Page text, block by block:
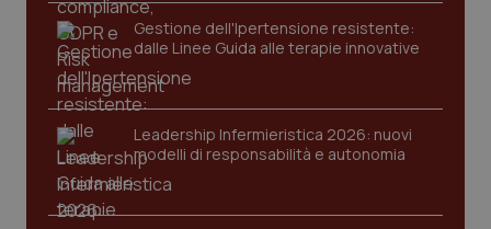
Gestione dell'Ipertensione resistente:
dalle Linee Guida alle terapie innovative
Leadership Infermieristica 2026: nuovi
modelli di responsabilità e autonomia